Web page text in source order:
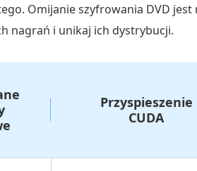
Omijanie szyfrowania DVD jest
nagrań i unikaj ich dystrybucji.
Przyspieszenie
CUDA